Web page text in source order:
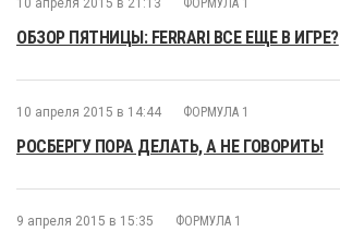
10 апреля 2015 в 21:13 ФОРМУЛА 1
ОБЗОР ПЯТНИЦЫ: FERRARI ВСЕ ЕЩЕ В ИГРЕ?
10 апреля 2015 в 14:44 ФОРМУЛА 1
РОСБЕРГУ ПОРА ДЕЛАТЬ, А НЕ ГОВОРИТЬ!
9 апреля 2015 в 15:35 ФОРМУЛА 1